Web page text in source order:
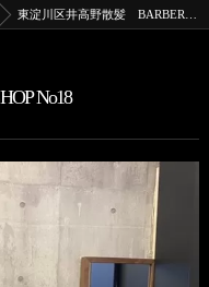
東淀川区井高野散髪 BARBERSHOP No18
No18